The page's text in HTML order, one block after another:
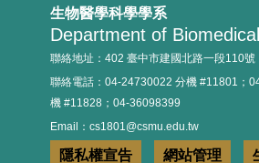
114年新生定
生物醫學科學學系
Department of
聯絡地址：402 臺中市建國北路一段110
聯絡電話：04-24730022 分機 #11801；
機 #11828；04-36098399
Email：cs1801@csmu.edu.tw
隱私權宣告 網站管理